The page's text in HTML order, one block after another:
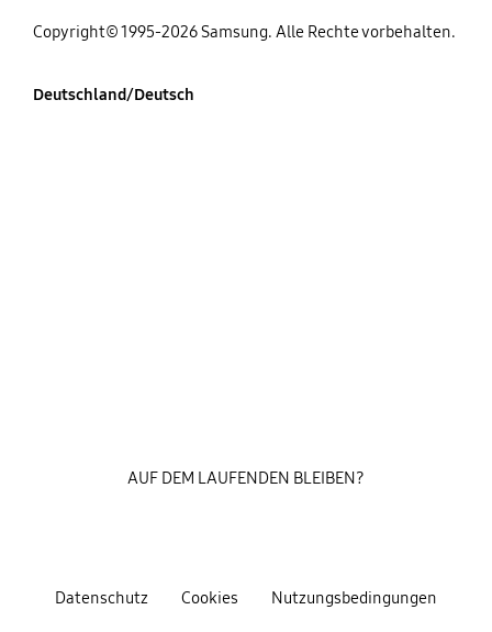
Copyright© 1995-2026 Samsung. Alle Rechte vorbehalten.
Deutschland/Deutsch
Datenschutz Cookies Nutzungsbedingungen
AUF DEM LAUFENDEN BLEIBEN?